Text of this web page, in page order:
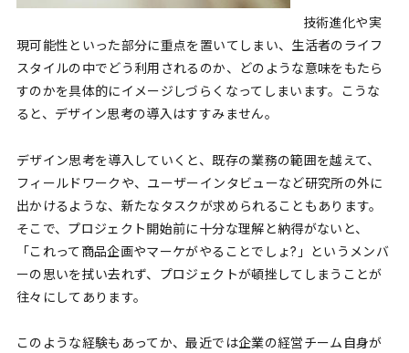
技術進化や実
現可能性といった部分に重点を置いてしまい、生活者のライフ
スタイルの中でどう利用されるのか、どのような意味をもたら
すのかを具体的にイメージしづらくなってしまいます。こうな
ると、デザイン思考の導入はすすみません。
デザイン思考を導入していくと、既存の業務の範囲を越えて、
フィールドワークや、ユーザーインタビューなど研究所の外に
出かけるような、新たなタスクが求められることもあります。
そこで、プロジェクト開始前に十分な理解と納得がないと、
「これって商品企画やマーケがやることでしょ?」というメンバ
ーの思いを拭い去れず、プロジェクトが頓挫してしまうことが
往々にしてあります。
このような経験もあってか、最近では企業の経営チーム自身が